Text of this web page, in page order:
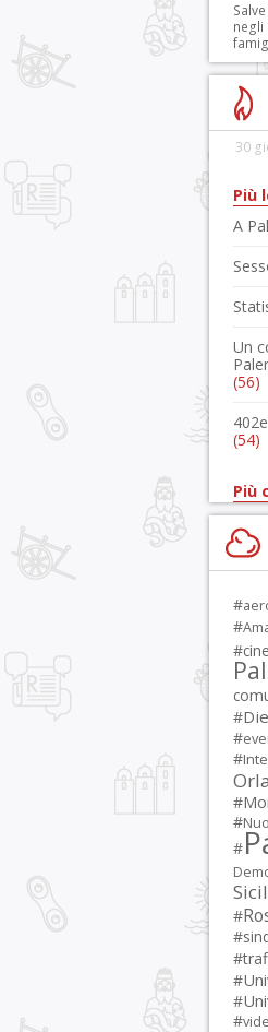
negli
30
Più
A
Un
(56)
(54)
Più
#
#
#
#
#
#
#
#
#
#
#
#
#
#
#